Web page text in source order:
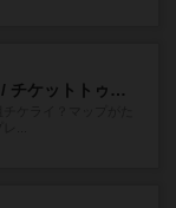
チケットトゥライド / チケットトゥライドアメリカ